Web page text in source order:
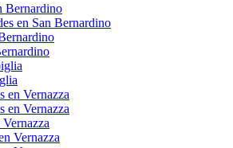
Bernardino
en San Bernardino
en Vernazza
en Vernazza
Vernazza